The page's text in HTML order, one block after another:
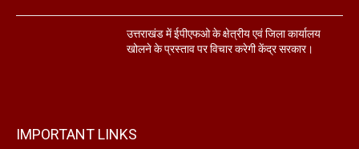
उत्तराखंड में ईपीएफओ के क्षेत्रीय एवं जिला कार्यालय
खोलने के प्रस्ताव पर विचार करेगी केंद्र सरकार।
IMPORTANT LINKS